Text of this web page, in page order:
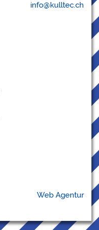
info@kulltec.ch
Web Agentur